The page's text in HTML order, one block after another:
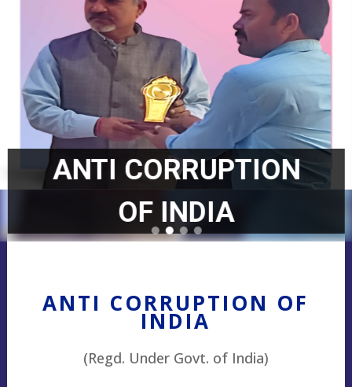
ANTI CORRUPTION
OF INDIA
ANTI CORRUPTION OF
INDIA
(Regd. Under Govt. of India)